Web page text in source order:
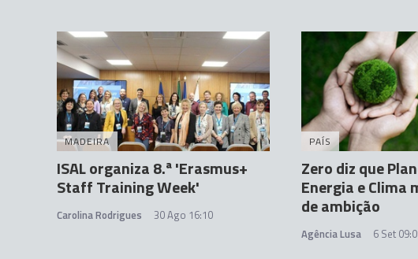
MADEIRA
ISAL organiza 8.ª 'Erasmus+
Staff Training Week'
Carolina Rodrigues 30 Ago 16:10
PAÍS
Zero diz que
Energia e Clima
de ambição
Agência Lusa 6 Set